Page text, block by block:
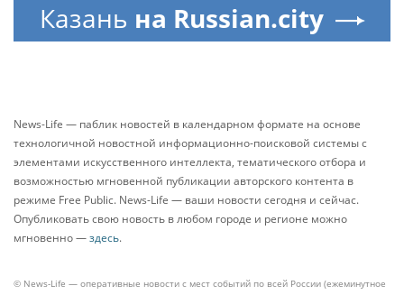
Казань на Russian.city
News-Life — паблик новостей в календарном формате на основе
технологичной новостной информационно-поисковой системы с
элементами искусственного интеллекта, тематического отбора и
возможностью мгновенной публикации авторского контента в
режиме Free Public. News-Life — ваши новости сегодня и сейчас.
Опубликовать свою новость в любом городе и регионе можно
мгновенно —здесь.
© News-Life — оперативные новости с мест событий по всей России (ежеминутное